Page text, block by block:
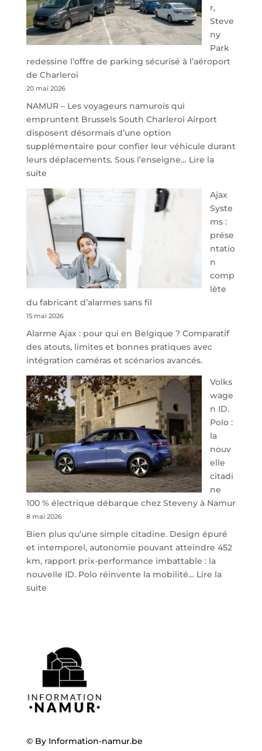
r,
Steve
ny
Park
redessine l’offre de parking sécurisé à l’aéroport
de Charleroi
20 mai 2026
NAMUR – Les voyageurs namurois qui
empruntent Brussels South Charleroi Airport
disposent désormais d’une option
supplémentaire pour confier leur véhicule durant
leurs déplacements. Sous l’enseigne… Lire la
suite:
À
40
minutes
de
Namur,
Steveny
Park
redessine
de
parking
sécurisé
à
l’aéroport
de
Charleroi
Ajax
Syste
ms :
prése
ntatio
n
comp
lète
du fabricant d’alarmes sans fil
15 mai 2026
Alarme Ajax : pour qui en Belgique ? Comparatif
des atouts, limites et bonnes pratiques avec
intégration caméras et scénarios avancés.
Volks
wage
n ID.
Polo :
la
nouv
elle
citadi
ne
100 % électrique débarque chez Steveny à Namur
8 mai 2026
Bien plus qu’une simple citadine. Design épuré
et intemporel, autonomie pouvant atteindre 452
km, rapport prix-performance imbattable : la
nouvelle ID. Polo réinvente la mobilité… Lire la
suite:
la
nouvelle
citadine
100
%
débarque
© By Information-namur.be